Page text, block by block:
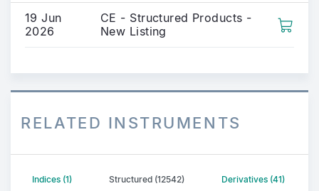
19 Jun
2026
CE - Structured Products -
New Listing
RELATED INSTRUMENTS
Indices (1) Structured (12542) Derivatives (41)